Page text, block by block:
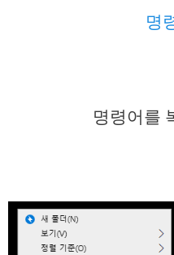
명
명령어를